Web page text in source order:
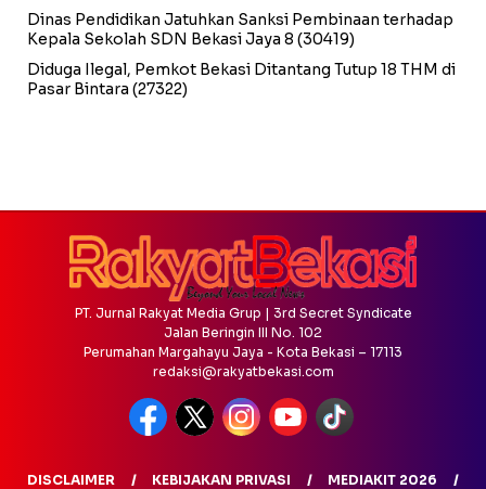
Dinas Pendidikan Jatuhkan Sanksi Pembinaan terhadap
Kepala Sekolah SDN Bekasi Jaya 8 (30419)
Diduga Ilegal, Pemkot Bekasi Ditantang Tutup 18 THM di
Pasar Bintara (27322)
PT. Jurnal Rakyat Media Grup | 3rd Secret Syndicate
Jalan Beringin III No. 102
Perumahan Margahayu Jaya - Kota Bekasi – 17113
redaksi@rakyatbekasi.com
DISCLAIMER KEBIJAKAN PRIVASI MEDIAKIT 2026